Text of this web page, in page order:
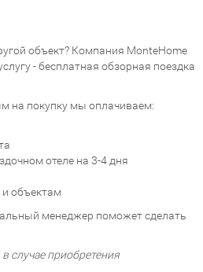
объект? Компания MonteHome
- бесплатная обзорная поездка
на покупку мы оплачиваем:
отеле на 3-4 дня
и объектам
менеджер поможет сделать
случае приобретения